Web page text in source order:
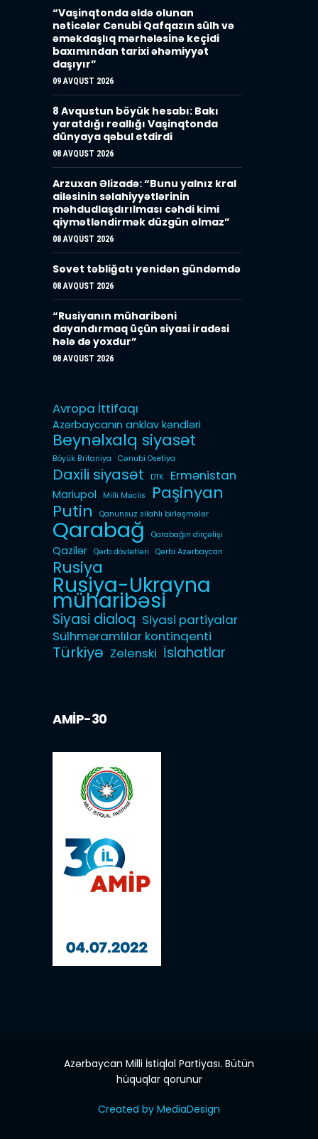
“Vaşinqtonda əldə olunan
nəticələr Cənubi Qafqazın sülh və
əməkdaşlıq mərhələsinə keçidi
baxımından tarixi əhəmiyyət
daşıyır”
09 AVQUST 2026
8 Avqustun böyük hesabı: Bakı
yaratdığı reallığı Vaşinqtonda
dünyaya qəbul etdirdi
08 AVQUST 2026
Arzuxan Əlizadə: “Bunu yalnız kral
ailəsinin səlahiyyətlərinin
məhdudlaşdırılması cəhdi kimi
qiymətləndirmək düzgün olmaz”
08 AVQUST 2026
Sovet təbliğatı yenidən gündəmdə
08 AVQUST 2026
“Rusiyanın müharibəni
dayandırmaq üçün siyasi iradəsi
hələ də yoxdur”
08 AVQUST 2026
Avropa İttifaqı
Azərbaycanın anklav kəndləri
Beynəlxalq siyasət
Böyük Britaniya Cənubi Osetiya
Daxili siyasət DTK Ermənistan
Mariupol Milli Məclis
Paşinyan
Putin
Qanunsuz silahlı birləşmələr
Qarabağ Qarabağın dirçəlişi
Qazilər Qərb dövlətləri Qərbi Azərbaycan
Rusiya
Rusiya-Ukrayna
müharibəsi
Siyasi dialoq Siyasi partiyalar
Sülhməramlılar kontinqenti
Türkiyə Zelenski İslahatlar
AMİP-30
Azərbaycan Milli İstiqlal Partiyası. Bütün
hüquqlar qorunur
Created by MediaDesign